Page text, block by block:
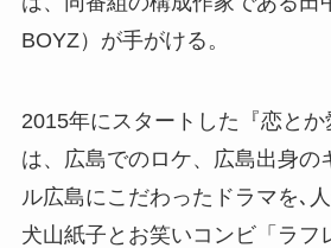
BOYZ）が手がける。
2015年にスタートした『恋とか
は、広島でのロケ、広島出身の
ル広島にこだわったドラマを､
犬山紙子とお笑いコンビ「ラフ